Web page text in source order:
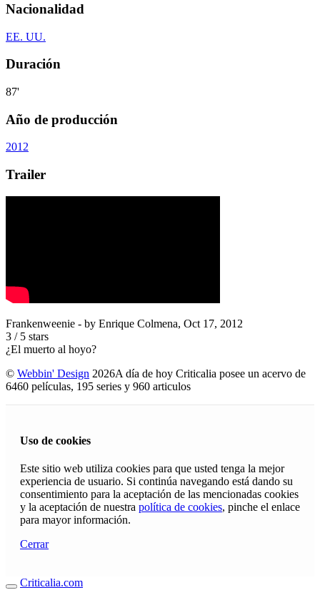
Nacionalidad
EE. UU.
Duración
87'
Año de producción
2012
Trailer
Frankenweenie - by Enrique Colmena, Oct 17, 2012
3 / 5 stars
¿El muerto al hoyo?
© Webbin' Design 2026A día de hoy Criticalia posee un acervo de
6460 películas, 195 series y 960 articulos
Uso de cookies
Este sitio web utiliza cookies para que usted tenga la mejor
experiencia de usuario. Si continúa navegando está dando su
consentimiento para la aceptación de las mencionadas cookies
y la aceptación de nuestra política de cookies, pinche el enlace
para mayor información.
Cerrar
Criticalia.com